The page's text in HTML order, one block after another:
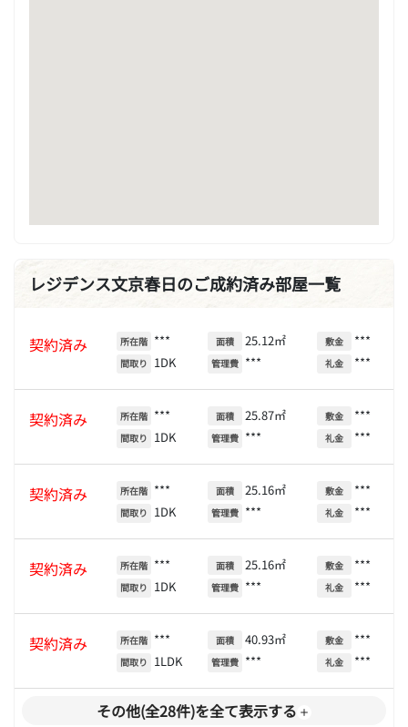
レジデンス文京春日のご成約済み部屋一覧
契約済み 所在階 ***
間取り 1DK
面積 25.12㎡
管理費 ***
敷金 ***
礼金 ***
契約済み 所在階 ***
間取り 1DK
面積 25.87㎡
管理費 ***
敷金 ***
礼金 ***
契約済み 所在階 ***
間取り 1DK
面積 25.16㎡
管理費 ***
敷金 ***
礼金 ***
契約済み 所在階 ***
間取り 1DK
面積 25.16㎡
管理費 ***
敷金 ***
礼金 ***
契約済み 所在階 ***
間取り 1LDK
面積 40.93㎡
管理費 ***
敷金 ***
礼金 ***
その他(全28件)を全て表示する